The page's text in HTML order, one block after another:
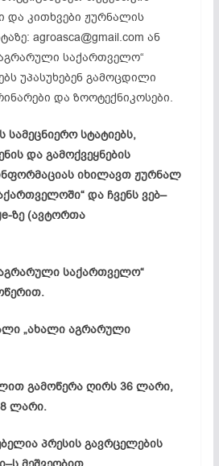
და კითხვები ჟურნალის
agroasca@gmail.com ან
საქართველო“
უპასუხებენ გამოცდილი
და ზოოტექნიკოსები.
სამეცნიერო სტატიებს,
და გამოქვეყნების
იხილავთ ჟურნალ
“ და ჩვენს ვებ–
ზე(ავტორთა
საქართველო“
.
„ახალი აგრარული
გამოწერა ღირს36 ლარი,
ლარი.
პრესის გავრცელების